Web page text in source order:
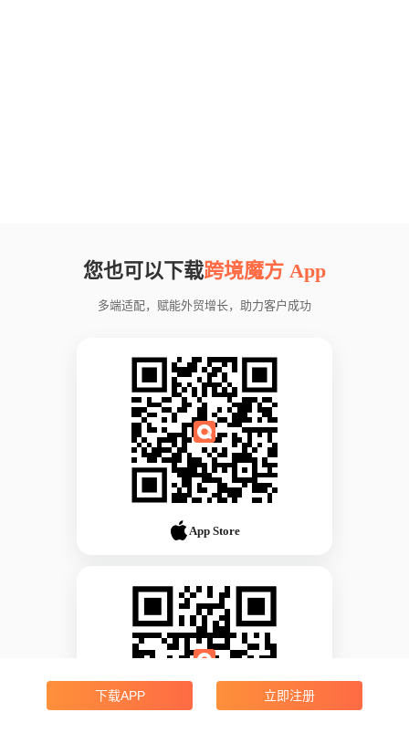
您也可以下载跨境魔方 App
多端适配，赋能外贸增长，助力客户成功
App Store
下载APP 立即注册